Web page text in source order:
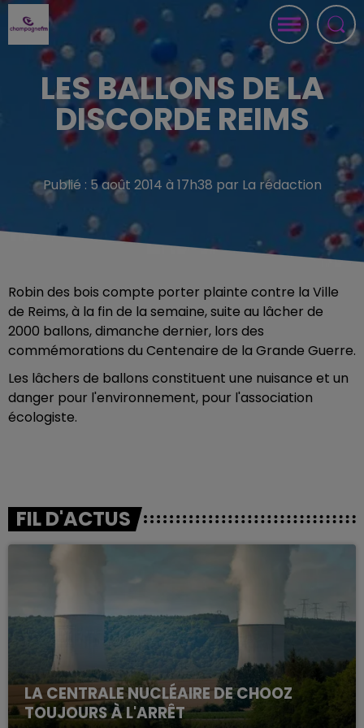
LES BALLONS DE LA
DISCORDE REIMS
Publié : 5 août 2014 à 17h38 par La rédaction
Robin des bois compte porter plainte contre la Ville
de Reims, à la fin de la semaine, suite au lâcher de
2000 ballons, dimanche dernier, lors des
commémorations du Centenaire de la Grande Guerre.
Les lâchers de ballons constituent une nuisance et un
danger pour l'environnement, pour l'association
écologiste.
FIL D'ACTUS
LA CENTRALE NUCLÉAIRE DE CHOOZ
TOUJOURS À L'ARRÊT